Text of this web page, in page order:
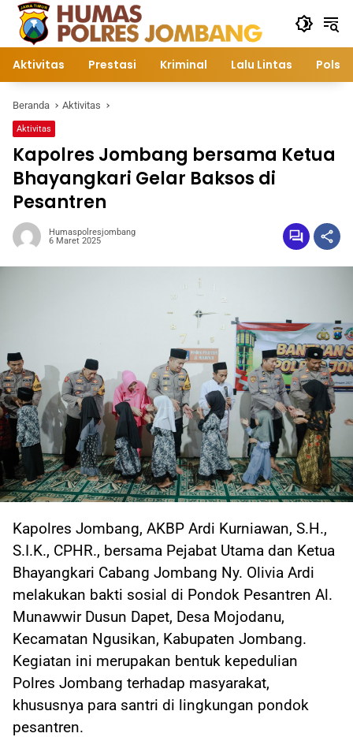
Langsung
konten
Aktivitas Prestasi Kriminal Lalu Lintas
Beranda Aktivitas
Aktivitas
Kapolres Jombang bersama Ketua
Bhayangkari Gelar Baksos di
Pesantren
Humaspolresjombang
6 Maret 2025
Kapolres Jombang, AKBP Ardi Kurniawan, S.H.,
S.I.K., CPHR., bersama Pejabat Utama dan Ketua
Bhayangkari Cabang Jombang Ny. Olivia Ardi
melakukan bakti sosial di Pondok Pesantren Al.
Munawwir Dusun Dapet, Desa Mojodanu,
Kecamatan Ngusikan, Kabupaten Jombang.
Kegiatan ini merupakan bentuk kepedulian
Polres Jombang terhadap masyarakat,
khususnya para santri di lingkungan pondok
pesantren.